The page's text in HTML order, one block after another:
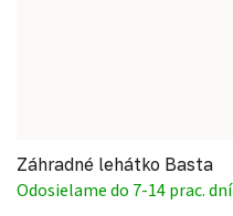
Záhradné lehátko Basta
Odosielame do 7-14 prac. dní